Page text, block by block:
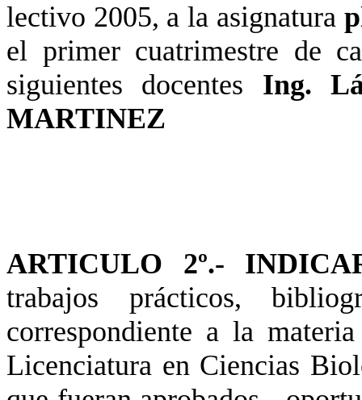
lectivo 2005, a la asignatura
el primer cuatrimestre de
siguientes docentes Ing.
MARTINEZ
ARTICULO 2º.-
trabajos prácticos,
correspondiente a la
Licenciatura en Ciencias